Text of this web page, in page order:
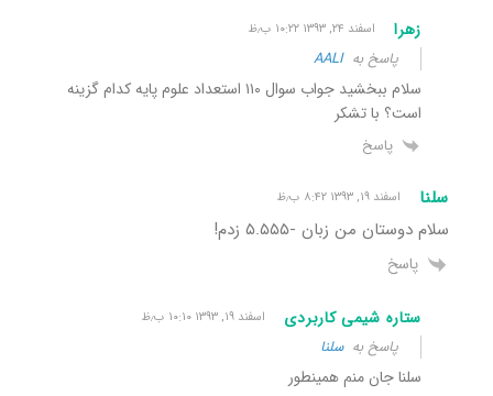
زهرا اسفند ۲۴, ۱۳۹۳ ۱۰:۲۲ ب٫ظ
پاسخ بهAALI
سلام ببخشید جواب سوال ۱۱۰ استعداد علوم پایه کدام گزینه
است؟ با تشکر
پاسخ
سلنا اسفند ۱۹, ۱۳۹۳ ۸:۴۲ ب٫ظ
سلام دوستان من زبان -۵.۵۵۵ زدم!
پاسخ
ستاره شیمی کاربردی اسفند ۱۹, ۱۳۹۳ ۱۰:۱۰ ب٫ظ
پاسخ بهسلنا
سلنا جان منم همینطور